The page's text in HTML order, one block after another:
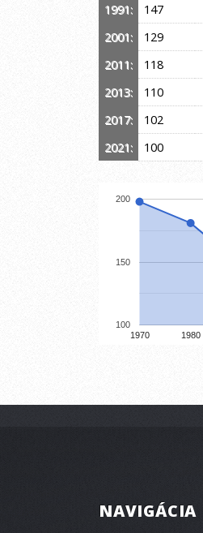
1991:
147
2001:
129
2011:
118
2013:
110
2017:
102
2021:
100
1970 1980
100
150
200
NAVIGÁCIA